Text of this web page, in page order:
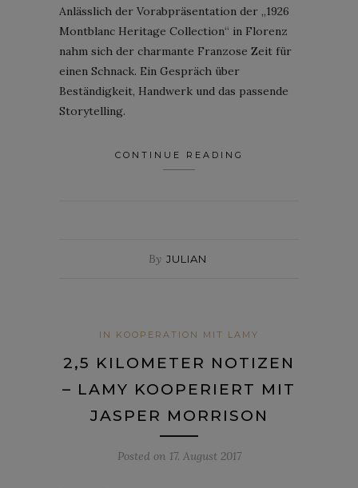
Anlässlich der Vorabpräsentation der „1926
Montblanc Heritage Collection“ in Florenz
nahm sich der charmante Franzose Zeit für
einen Schnack. Ein Gespräch über
Beständigkeit, Handwerk und das passende
Storytelling.
CONTINUE READING
By JULIAN
IN KOOPERATION MIT LAMY
2,5 KILOMETER NOTIZEN
– LAMY KOOPERIERT MIT
JASPER MORRISON
Posted on 17. August 2017